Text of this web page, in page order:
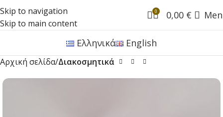
Skip to navigation
Skip to main content
0 0,00 €
Ελληνικά English
Αρχική σελίδα Διακοσμητικά